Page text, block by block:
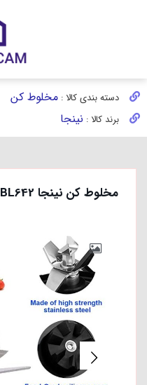
دسته بندی کالا : مخلوط کن
برند کالا : نینجا
مخلوط کن نینجا BL642